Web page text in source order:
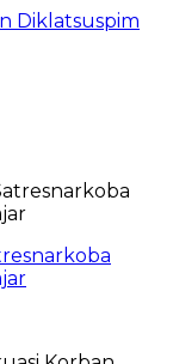
Diklatsuspim